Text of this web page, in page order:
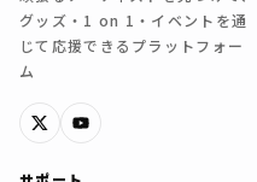
グッズ・1 on 1・イベントを通
じて応援できるプラットフォー
ム